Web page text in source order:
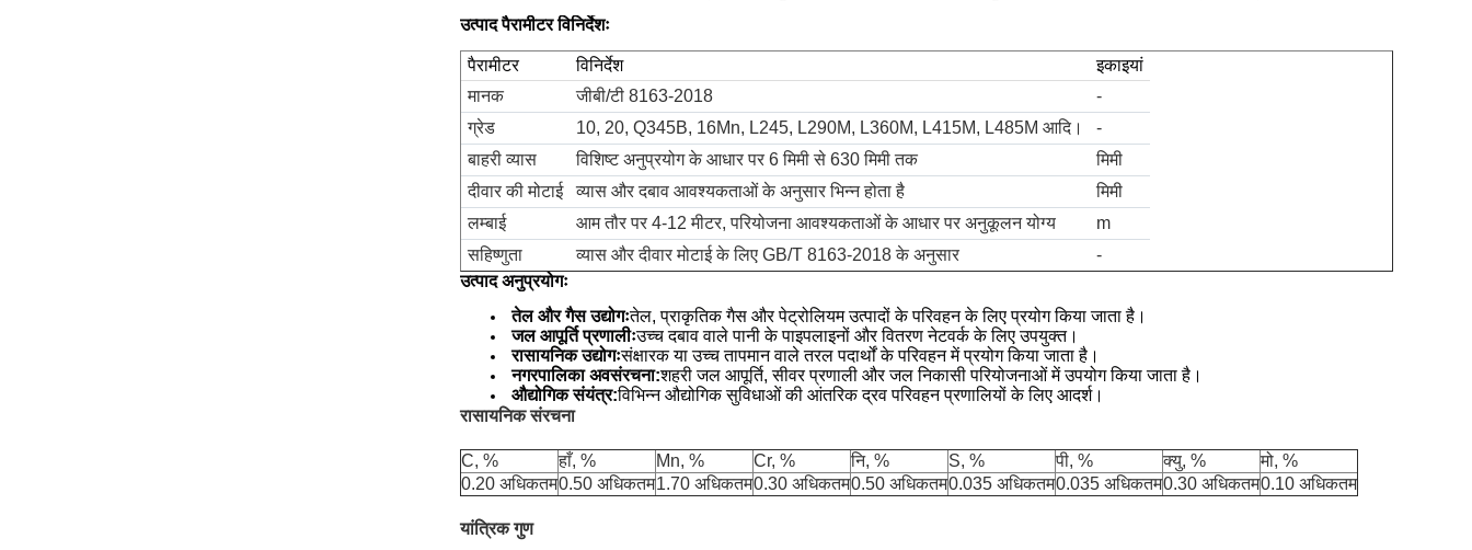
उत्पाद पैरामीटर विनिर्देशः
पैरामीटर विनिर्देश
इकाइयां
मानक
जीबी/टी 8163-2018
-
ग्रेड
10, 20, Q345B, 16Mn, L245, L290M, L360M, L415M, L485M आदि।
-
बाहरी व्यास
विशिष्ट अनुप्रयोग के आधार पर 6 मिमी से 630 मिमी तक
मिमी
दीवार की मोटाई
व्यास और दबाव आवश्यकताओं के अनुसार भिन्न होता है
मिमी
लम्बाई
आम तौर पर 4-12 मीटर, परियोजना आवश्यकताओं के आधार पर अनुकूलन योग्य
m
सहिष्णुता
व्यास और दीवार मोटाई के लिए GB/T 8163-2018 के अनुसार
-
उत्पाद अनुप्रयोगः
तेल और गैस उद्योगःतेल, प्राकृतिक गैस और पेट्रोलियम उत्पादों के परिवहन के लिए प्रयोग किया जाता है।
जल आपूर्ति प्रणालीःउच्च दबाव वाले पानी के पाइपलाइनों और वितरण नेटवर्क के लिए उपयुक्त।
रासायनिक उद्योगःसंक्षारक या उच्च तापमान वाले तरल पदार्थों के परिवहन में प्रयोग किया जाता है।
नगरपालिका अवसंरचना:शहरी जल आपूर्ति, सीवर प्रणाली और जल निकासी परियोजनाओं में उपयोग किया जाता है।
औद्योगिक संयंत्र:विभिन्न औद्योगिक सुविधाओं की आंतरिक द्रव परिवहन प्रणालियों के लिए आदर्श।
रासायनिक संरचना
C, % हाँ, % Mn, % Cr, % नि, % S, % पी, % क्यु, %
मो, %
0.20 अधिकतम0.50 अधिकतम1.70 अधिकतम0.30 अधिकतम0.50 अधिकतम0.035 अधिकतम0.035 अधिकतम0.30 अधिकतम0.10 अधिकतम
यांत्रिक गुण